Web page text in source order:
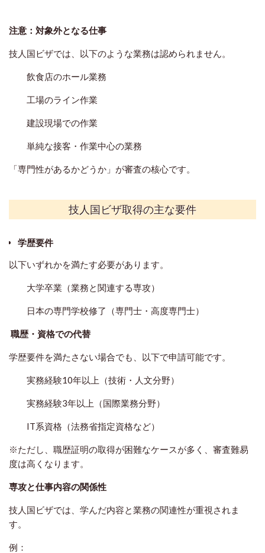
注意：対象外となる仕事
技人国ビザでは、以下のような業務は認められません。
飲食店のホール業務
工場のライン作業
建設現場での作業
単純な接客・作業中心の業務
「専門性があるかどうか」が審査の核心です。
技人国ビザ取得の主な要件
学歴要件
以下いずれかを満たす必要があります。
大学卒業（業務と関連する専攻）
日本の専門学校修了（専門士・高度専門士）
職歴・資格での代替
学歴要件を満たさない場合でも、以下で申請可能です。
実務経験10年以上（技術・人文分野）
実務経験3年以上（国際業務分野）
IT系資格（法務省指定資格など）
※ただし、職歴証明の取得が困難なケースが多く、審査難易
度は高くなります。
専攻と仕事内容の関係性
技人国ビザでは、学んだ内容と業務の関連性が重視されま
す。
例：